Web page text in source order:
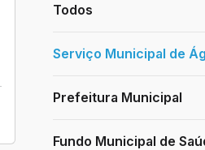
Todos
Serviço Municipal de
Prefeitura Municipal
Fundo Municipal de